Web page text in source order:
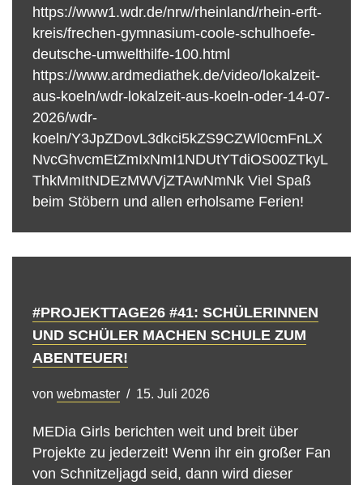
https://www1.wdr.de/nrw/rheinland/rhein-erft-
kreis/frechen-gymnasium-coole-schulhoefe-
deutsche-umwelthilfe-100.html
https://www.ardmediathek.de/video/lokalzeit-
aus-koeln/wdr-lokalzeit-aus-koeln-oder-14-07-
2026/wdr-
koeln/Y3JpZDovL3dkci5kZS9CZWl0cmFnLX
NvcGhvcmEtZmIxNmI1NDUtYTdiOS00ZTkyL
ThkMmItNDEzMWVjZTAwNmNk Viel Spaß
beim Stöbern und allen erholsame Ferien!
#PROJEKTTAGE26 #41: SCHÜLERINNEN
UND SCHÜLER MACHEN SCHULE ZUM
ABENTEUER!
von webmaster 15. Juli 2026
MEDia Girls berichten weit und breit über
Projekte zu jederzeit! Wenn ihr ein großer Fan
von Schnitzeljagd seid, dann wird dieser